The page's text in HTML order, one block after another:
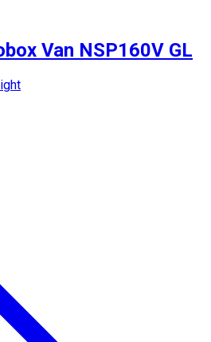
Van NSP160V GL